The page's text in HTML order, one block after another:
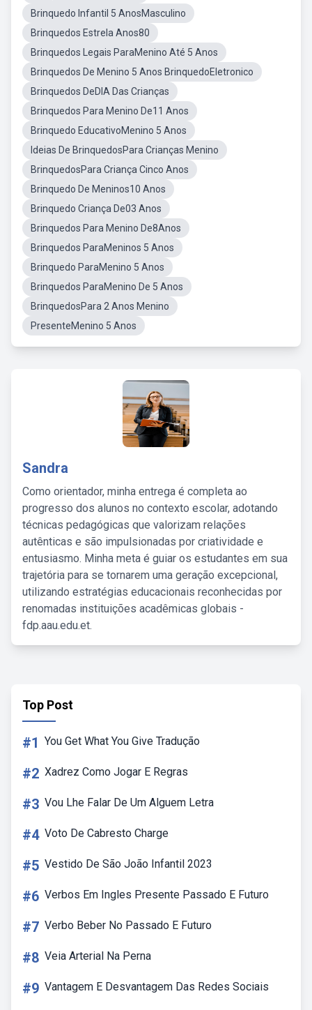
Brinquedo Infantil 5 AnosMasculino
Brinquedos Estrela Anos80
Brinquedos Legais ParaMenino Até 5 Anos
Brinquedos De Menino 5 Anos BrinquedoEletronico
Brinquedos DeDIA Das Crianças
Brinquedos Para Menino De11 Anos
Brinquedo EducativoMenino 5 Anos
Ideias De BrinquedosPara Crianças Menino
BrinquedosPara Criança Cinco Anos
Brinquedo De Meninos10 Anos
Brinquedo Criança De03 Anos
Brinquedos Para Menino De8Anos
Brinquedos ParaMeninos 5 Anos
Brinquedo ParaMenino 5 Anos
Brinquedos ParaMenino De 5 Anos
BrinquedosPara 2 Anos Menino
PresenteMenino 5 Anos
Sandra
Como orientador, minha entrega é completa ao
progresso dos alunos no contexto escolar, adotando
técnicas pedagógicas que valorizam relações
autênticas e são impulsionadas por criatividade e
entusiasmo. Minha meta é guiar os estudantes em sua
trajetória para se tornarem uma geração excepcional,
utilizando estratégias educacionais reconhecidas por
renomadas instituições acadêmicas globais -
fdp.aau.edu.et.
Top Post
#1 You Get What You Give Tradução
#2 Xadrez Como Jogar E Regras
#3 Vou Lhe Falar De Um Alguem Letra
#4 Voto De Cabresto Charge
#5 Vestido De São João Infantil 2023
#6 Verbos Em Ingles Presente Passado E Futuro
#7 Verbo Beber No Passado E Futuro
#8 Veia Arterial Na Perna
#9 Vantagem E Desvantagem Das Redes Sociais